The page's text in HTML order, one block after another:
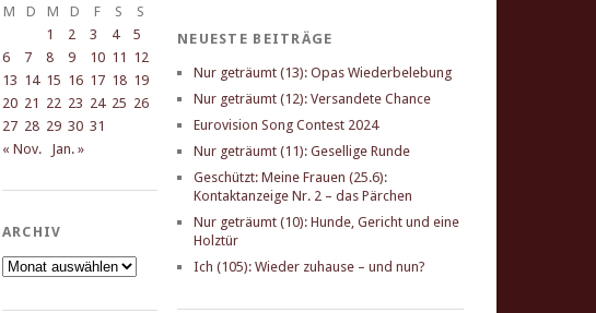
M
D M D F S
S
1
2 3 4
5
6
7 8 9 10 11 12
13 14 15 16 17 18 19
20 21 22 23 24 25 26
27 28 29 30 31
« Nov.
Jan. »
ARCHIV
Archiv
NEUESTE BEITRÄGE
Nur geträumt (13): Opas Wiederbelebung
Nur geträumt (12): Versandete Chance
Eurovision Song Contest 2024
Nur geträumt (11): Gesellige Runde
Geschützt: Meine Frauen (25.6):
Kontaktanzeige Nr. 2 – das Pärchen
Nur geträumt (10): Hunde, Gericht und eine
Holztür
Ich (105): Wieder zuhause – und nun?